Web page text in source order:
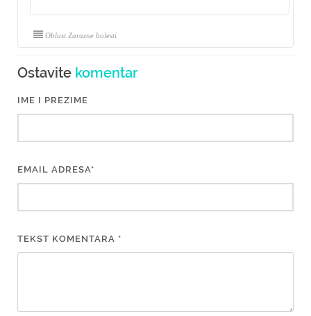
Oblast Zarazne bolesti
Ostavite komentar
IME I PREZIME
EMAIL ADRESA*
TEKST KOMENTARA *